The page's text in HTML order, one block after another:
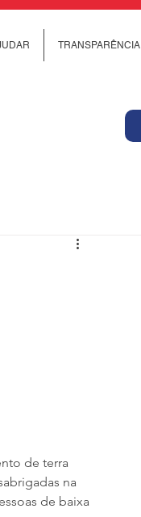
TRANSPARÊNCIA
de terra
na
de baixa